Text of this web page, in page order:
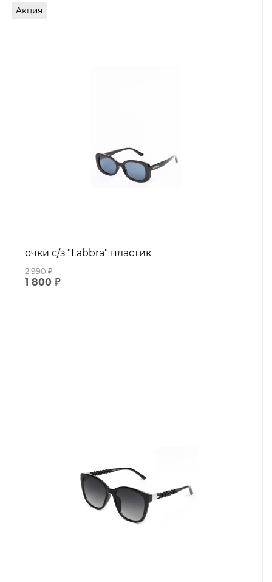
Акция
очки с/з "Labbra" пластик
2 990₽
1 800 ₽